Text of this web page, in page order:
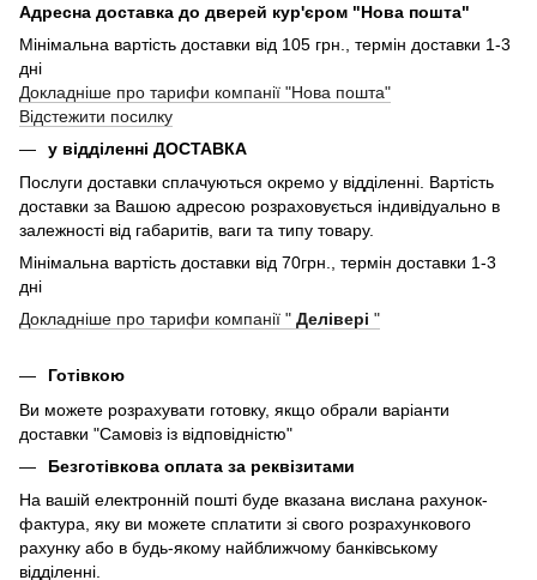
Адресна доставка до дверей кур'єром "Нова пошта"
Мінімальна вартість доставки від 105 грн., термін доставки 1-3
дні
Докладніше про тарифи компанії "Нова пошта"
Відстежити посилку
у відділенні ДОСТАВКА
Послуги доставки сплачуються окремо у відділенні. Вартість
доставки за Вашою адресою розраховується індивідуально в
залежності від габаритів, ваги та типу товару.
Мінімальна вартість доставки від 70грн., термін доставки 1-3
дні
Докладніше про тарифи компанії " Делівері "
Готівкою
Ви можете розрахувати готовку, якщо обрали варіанти
доставки "Самовіз із відповідністю"
Безготівкова оплата за реквізитами
На вашій електронній пошті буде вказана вислана рахунок-
фактура, яку ви можете сплатити зі свого розрахункового
рахунку або в будь-якому найближчому банківському
відділенні.